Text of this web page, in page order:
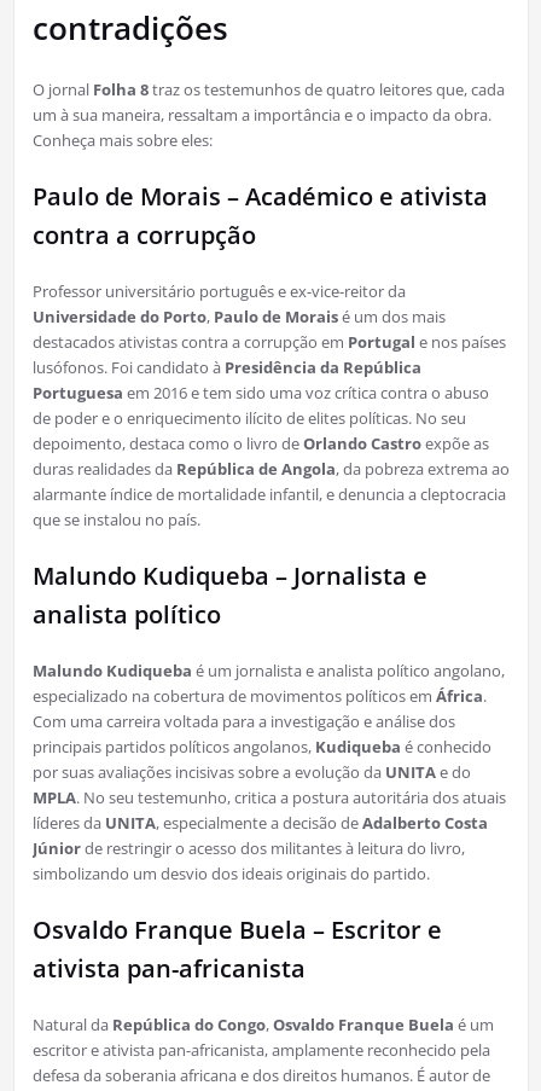
contradições
O jornal Folha 8traz os testemunhos de quatro leitores que, cada
um à sua maneira, ressaltam a importância e o impacto da obra.
Conheça mais sobre eles:
Paulo de Morais – Académico e ativista
contra a corrupção
Professor universitário português e ex-vice-reitor da
Universidade do Porto, Paulo de Moraisé um dos mais
destacados ativistas contra a corrupção em Portugal e nos países
lusófonos. Foi candidato à Presidência da República
Portuguesa em 2016 e tem sido uma voz crítica contra o abuso
de poder e o enriquecimento ilícito de elites políticas. No seu
depoimento, destaca como o livro deOrlando Castroexpõe as
duras realidades da República de Angola, da pobreza extrema ao
alarmante índice de mortalidade infantil, e denuncia a cleptocracia
que se instalou no país.
Malundo Kudiqueba – Jornalista e
analista político
Malundo Kudiqueba é um jornalista e analista político angolano,
especializado na cobertura de movimentos políticos em África.
Com uma carreira voltada para a investigação e análise dos
principais partidos políticos angolanos, Kudiqueba é conhecido
por suas avaliações incisivas sobre a evolução da UNITAe do
MPLA. No seu testemunho, critica a postura autoritária dos atuais
líderes da UNITA, especialmente a decisão deAdalberto Costa
Júniorde restringir o acesso dos militantes à leitura do livro,
simbolizando um desvio dos ideais originais do partido.
Osvaldo Franque Buela – Escritor e
ativista pan-africanista
Natural da República do Congo,Osvaldo Franque Buela é um
escritor e ativista pan-africanista, amplamente reconhecido pela
defesa da soberania africana e dos direitos humanos. É autor de